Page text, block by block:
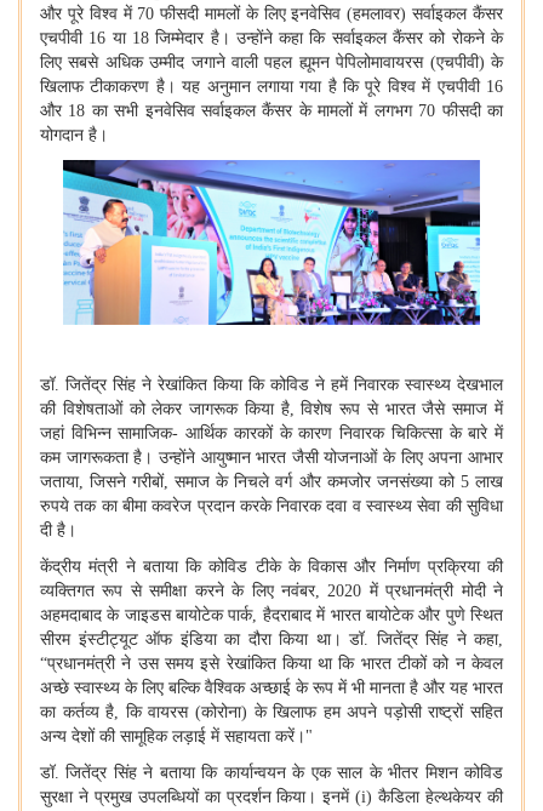
और पूरे विश्व में 70 फीसदी मामलों के लिए इनवेसिव (हमलावर) सर्वाइकल कैंसर
एचपीवी 16 या 18 जिम्मेदार है। उन्‍होंने कहा कि सर्वाइकल कैंसर को रोकने के
लिए सबसे अधिक उम्मीद जगाने वाली पहल ह्यूमन पेपिलोमावायरस (एचपीवी) के
खिलाफ टीकाकरण है। यह अनुमान लगाया गया है कि पूरे विश्व में एचपीवी 16
और 18 का सभी इनवेसिव सर्वाइकल कैंसर के मामलों में लगभग 70 फीसदी का
योगदान है।
डॉ. जितेंद्र सिंह ने रेखांकित किया कि कोविड ने हमें निवारक स्वास्थ्य देखभाल
की विशेषताओं को लेकर जागरूक किया है, विशेष रूप से भारत जैसे समाज में
जहां विभिन्न सामाजिक- आर्थिक कारकों के कारण निवारक चिकित्सा के बारे में
कम जागरूकता है। उन्होंने आयुष्मान भारत जैसी योजनाओं के लिए अपना आभार
जताया, जिसने गरीबों, समाज के निचले वर्ग और कमजोर जनसंख्या को 5 लाख
रुपये तक का बीमा कवरेज प्रदान करके निवारक दवा व स्वास्थ्य सेवा की सुविधा
दी है।
केंद्रीय मंत्री ने बताया कि कोविड टीके के विकास और निर्माण प्रक्रिया की
व्यक्तिगत रूप से समीक्षा करने के लिए नवंबर, 2020 में प्रधानमंत्री मोदी ने
अहमदाबाद के जाइडस बायोटेक पार्क, हैदराबाद में भारत बायोटेक और पुणे स्थित
सीरम इंस्टीट्यूट ऑफ इंडिया का दौरा किया था। डॉ. जितेंद्र सिंह ने कहा,
“प्रधानमंत्री ने उस समय इसे रेखांकित किया था कि भारत टीकों को न केवल
अच्छे स्वास्थ्य के लिए बल्कि वैश्विक अच्छाई के रूप में भी मानता है और यह भारत
का कर्तव्य है, कि वायरस (कोरोना) के खिलाफ हम अपने पड़ोसी राष्ट्रों सहित
अन्य देशों की सामूहिक लड़ाई में सहायता करें।"
डॉ. जितेंद्र सिंह ने बताया कि कार्यान्वयन के एक साल के भीतर मिशन कोविड
सुरक्षा ने प्रमुख उपलब्धियों का प्रदर्शन किया। इनमें (i) कैडिला हेल्थकेयर की